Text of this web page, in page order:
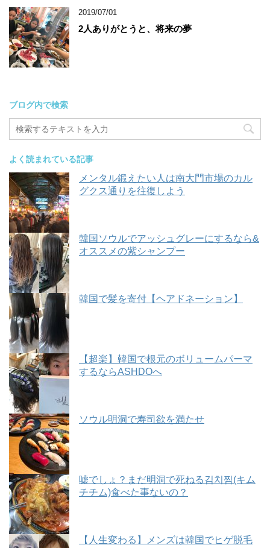
2019/07/01
2人ありがとうと、将来の夢
ブログ内で検索
よく読まれている記事
メンタル鍛えたい人は南大門市場のカル
グクス通りを往復しよう
韓国ソウルでアッシュグレーにするなら&
オススメの紫シャンプー
韓国で髪を寄付【ヘアドネーション】
【超楽】韓国で根元のボリュームパーマ
するならASHDOへ
ソウル明洞で寿司欲を満たせ
嘘でしょ？まだ明洞で死ねる김치찜(キム
チチム)食べた事ないの？
【人生変わる】メンズは韓国でヒゲ脱毛